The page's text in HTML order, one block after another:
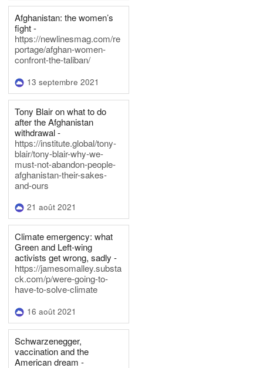
Afghanistan: the women’s
fight -
https://newlinesmag.com/re
portage/afghan-women-
confront-the-taliban/
13 septembre 2021
Tony Blair on what to do
after the Afghanistan
withdrawal -
https://institute.global/tony-
blair/tony-blair-why-we-
must-not-abandon-people-
afghanistan-their-sakes-
and-ours
21 août 2021
Climate emergency: what
Green and Left-wing
activists get wrong, sadly -
https://jamesomalley.substa
ck.com/p/were-going-to-
have-to-solve-climate
16 août 2021
Schwarzenegger,
vaccination and the
American dream -